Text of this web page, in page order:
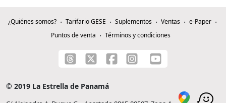
¿Quiénes somos? Tarifario GESE Suplementos Ventas
e-Paper
Puntos de venta
Términos y condiciones
© 2019 La Estrella de Panamá